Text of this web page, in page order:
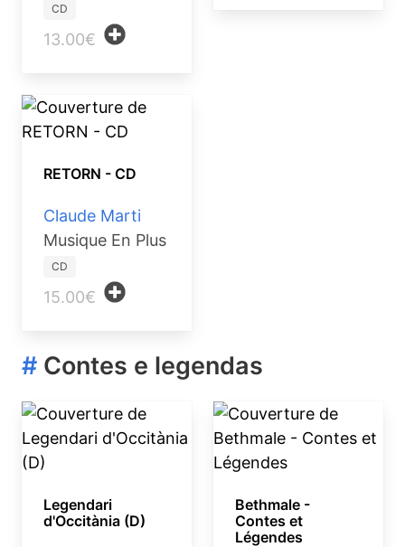
CD
13.00€
RETORN - CD
Claude Marti
Musique En Plus
CD
15.00€
# Contes e legendas
Legendari
d'Occitània (D)
Bethmale -
Contes et
Légendes